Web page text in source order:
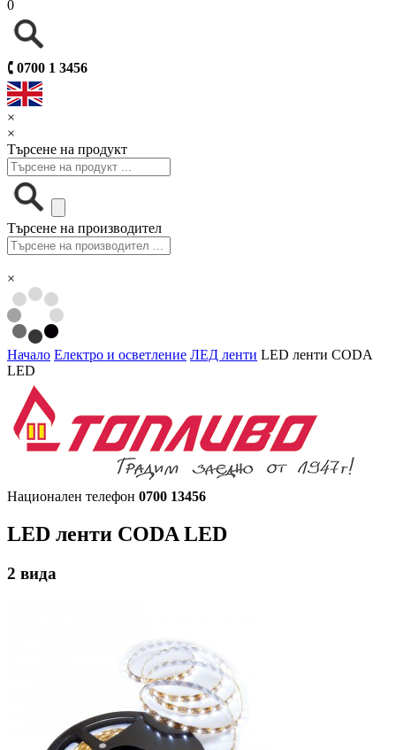
0
🕻 0700 1 3456
×
×
Търсене на продукт
Търсене на производител
×
Начало Електро и осветление ЛЕД ленти LED ленти CODA
LED
Национален телефон 0700 13456
LED ленти CODA LED
2 вида